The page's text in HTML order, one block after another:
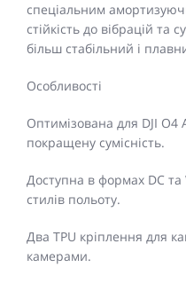
спеціальним
стійкість до вібрацій та
більш стабільний і
Особливості
Оптимізована для DJI
покращену сумісність.
Доступна в формах DC та
стилів польоту.
Два TPU кріплення для
камерами.